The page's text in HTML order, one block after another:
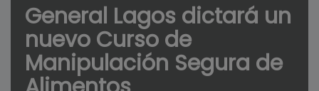
General Lagos dictará un
nuevo Curso de
Manipulación Segura de